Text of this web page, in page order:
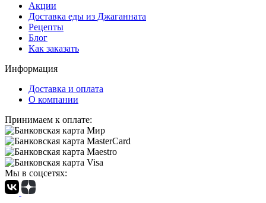
Акции
Доставка еды из Джаганната
Рецепты
Блог
Как заказать
Информация
Доставка и оплата
О компании
Принимаем к оплате:
Мы в соцсетях: